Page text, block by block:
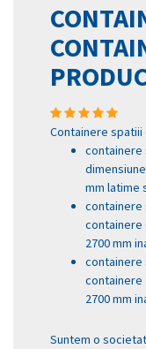
Containere
containere
mm latime
containere
containere
2700 mm
containere
containere
2700 mm
Suntem o